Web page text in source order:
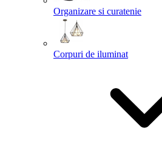
Organizare si curatenie
Corpuri de iluminat